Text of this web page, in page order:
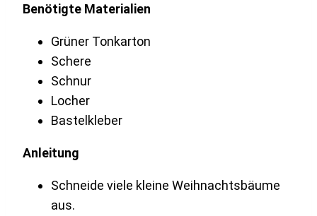
Benötigte Materialien
Grüner Tonkarton
Schere
Schnur
Locher
Bastelkleber
Anleitung
Schneide viele kleine Weihnachtsbäume
aus.